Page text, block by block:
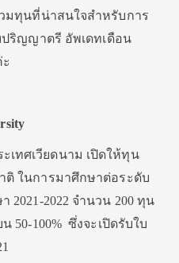
มทุนที่น่าสนใจสำหรับการ
ปริญญาตรี อัพเดทเดือน
ะเทศเวียดนาม เปิดให้ทุน
ในการมาศึกษาต่อระดับ
2022 จำนวน 200 ทุน
50-100% ซึ่งจะเปิดรับใบ